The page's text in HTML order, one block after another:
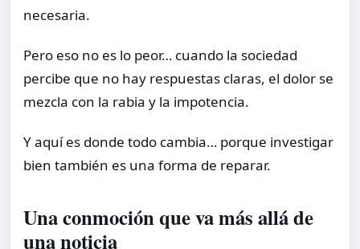
necesaria.
Pero eso no es lo peor… cuando la sociedad
percibe que no hay respuestas claras, el dolor se
mezcla con la rabia y la impotencia.
Y aquí es donde todo cambia… porque investigar
bien también es una forma de reparar.
Una conmoción que va más allá de
una noticia